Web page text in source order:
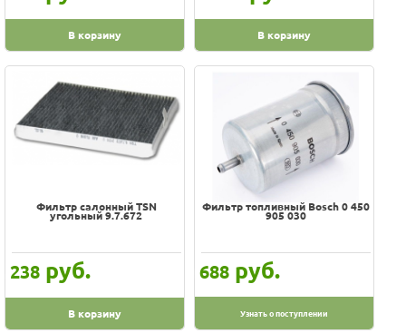
В корзину В корзину
Фильтр салонный TSN
угольный 9.7.672
238 руб.
В корзину
Фильтр топливный Bosch 0 450
905 030
688 руб.
Узнать о поступлении